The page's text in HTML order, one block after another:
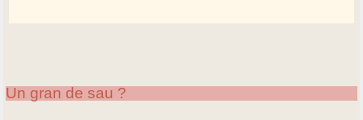
Un gran de sau ?